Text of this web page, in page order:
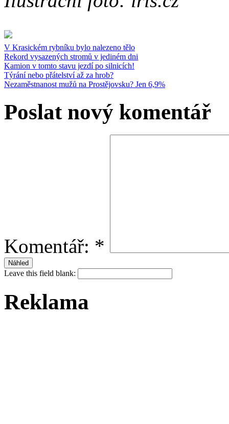
V Krasickém rybníku bylo nalezeno tělo
Rekord vysazených stromů v jediném dni
Kamion v tomto stavu jezdí po silnicích!
Týrání nebo přátelství až za hrob?
Nezaměstnanost mužů na Prostějovsku? Jen 6,9%
Poslat nový komentář
Komentář: *
Leave this field blank:
Reklama